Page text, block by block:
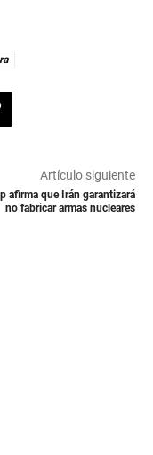
Artículo siguiente
afirma que Irán garantizará
no fabricar armas nucleares